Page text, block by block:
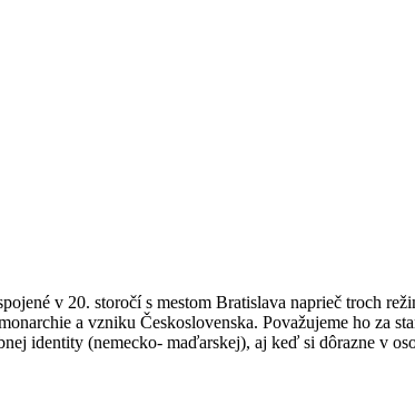
v 20. storočí s mestom Bratislava naprieč troch
a vzniku Československa. Považujeme ho za
identity (nemecko- maďarskej), aj keď si dôrazne v